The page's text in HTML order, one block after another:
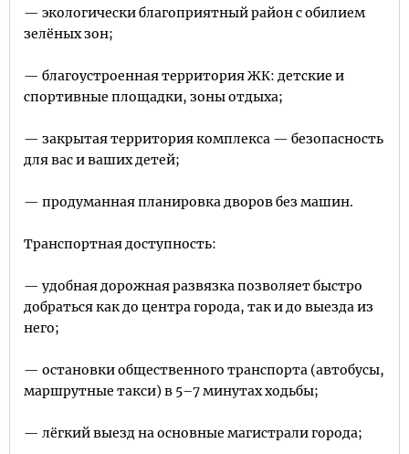
— экологически благоприятный район с обилием
зелёных зон;
— благоустроенная территория ЖК: детские и
спортивные площадки, зоны отдыха;
— закрытая территория комплекса — безопасность
для вас и ваших детей;
— продуманная планировка дворов без машин.
Транспортная доступность:
— удобная дорожная развязка позволяет быстро
добраться как до центра города, так и до выезда из
него;
— остановки общественного транспорта (автобусы,
маршрутные такси) в 5–7 минутах ходьбы;
— лёгкий выезд на основные магистрали города;